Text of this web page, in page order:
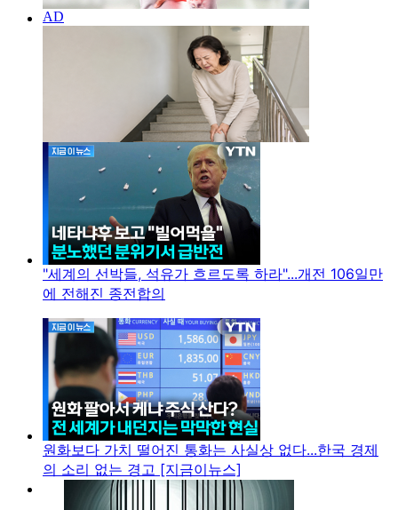
"세계의 선박들, 석유가 흐르도록 하라"...개전 106일만
에 전해진 종전합의
원화보다 가치 떨어진 통화는 사실상 없다...한국 경제
의 소리 없는 경고 [지금이뉴스]